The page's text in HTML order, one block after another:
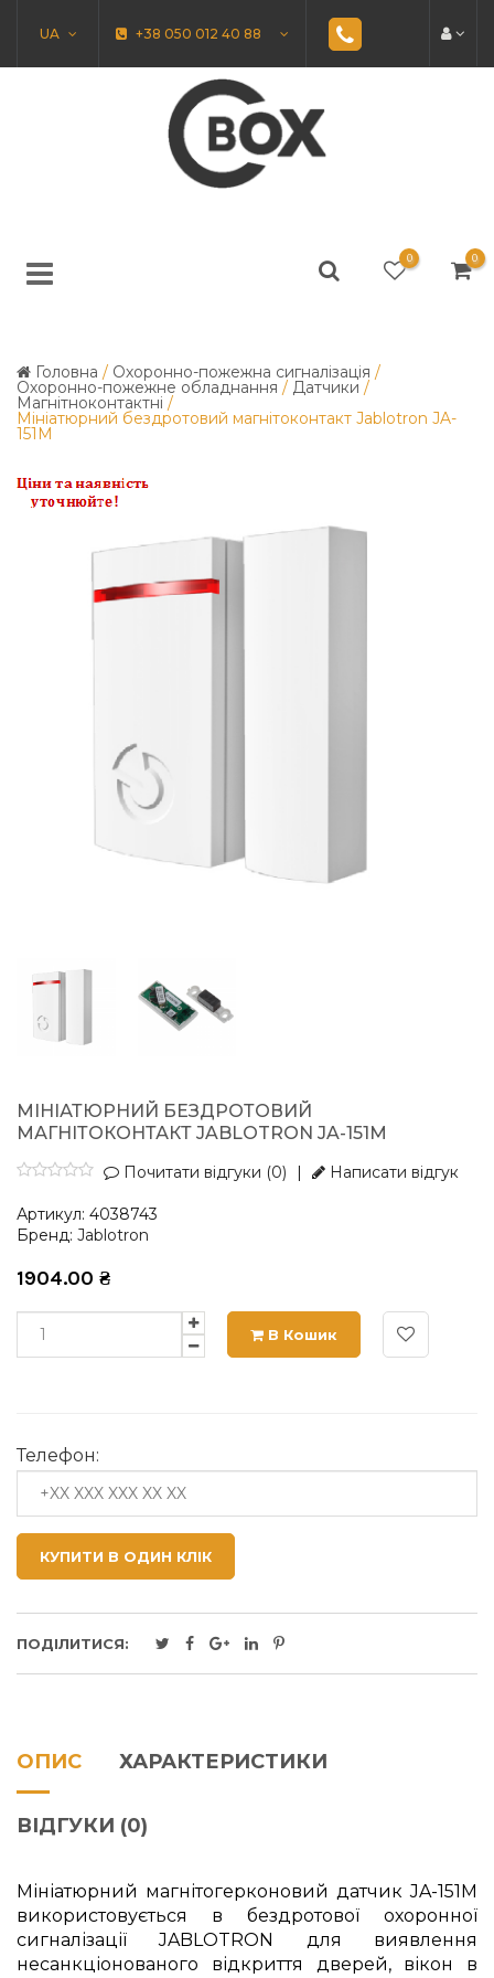
UA +38 050 012 40 88
0 0
Головна / Охоронно-пожежна сигналізація /
Охоронно-пожежне обладнання / Датчики /
Магнітноконтактні /
Мініатюрний бездротовий магнітоконтакт Jablotron JA-
151M
МІНІАТЮРНИЙ БЕЗДРОТОВИЙ
МАГНІТОКОНТАКТ JABLOTRON JA-151M
Почитати відгуки (0) Написати відгук
Артикул: 4038743
Бренд: Jablotron
1904.00 ₴
В Кошик
Телефон:
КУПИТИ В ОДИН КЛІК
ПОДІЛИТИСЯ:
ОПИС ХАРАКТЕРИСТИКИ
ВІДГУКИ (0)
Мініатюрний магнітогерконовий датчик JA-151M
використовується в бездротової охоронної
сигналізації JABLOTRON для виявлення
несанкціонованого відкриття дверей, вікон в